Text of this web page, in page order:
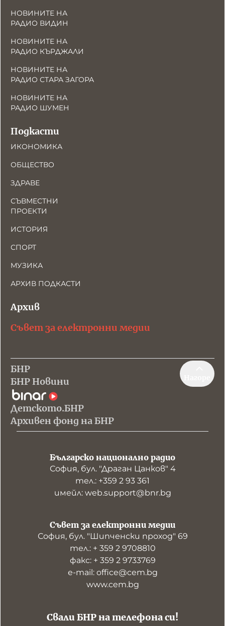
НОВИНИТЕ НА
РАДИО ВИДИН
НОВИНИТЕ НА
РАДИО КЪРДЖАЛИ
НОВИНИТЕ НА
РАДИО СТАРА ЗАГОРА
НОВИНИТЕ НА
РАДИО ШУМЕН
Подкасти
ИКОНОМИКА
ОБЩЕСТВО
ЗДРАВЕ
СЪВМЕСТНИ
ПРОЕКТИ
ИСТОРИЯ
СПОРТ
МУЗИКА
АРХИВ ПОДКАСТИ
Архив
Съвет за електронни медии
БНР
БНР Новини
Детското.БНР
Архивен фонд на БНР
Българско национално радио
София, бул. "Драган Цанков" 4
тел.: +359 2 93 361
имейл: web.support@bnr.bg
Свали БНР на телефона си!
Съвет за електронни медии
София, бул. "Шипченски проход" 69
тел.: + 359 2 9708810
факс: + 359 2 9733769
е-mail: office@cem.bg
www.cem.bg